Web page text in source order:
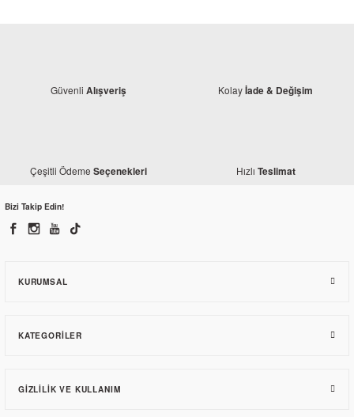
Bajaj
207,88 TL
Güvenli Alışveriş Kolayİade & Değişim
Çeşitli Ödeme Seçenekleri Hızlı Teslimat
Bizi Takip Edin!
KURUMSAL
KATEGORILER
GIZLILIK VE KULLANIM